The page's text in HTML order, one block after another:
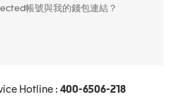
帳號與我的錢包連結？
Hotline : 400-6506-218